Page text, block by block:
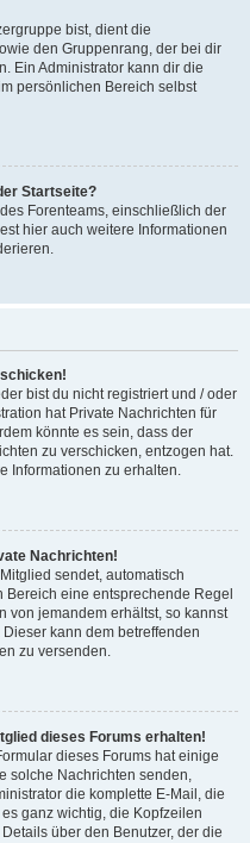
bist, dient die
den Gruppenrang, der bei dir
Ein Administrator kann dir die
persönlichen Bereich selbst
Startseite?
Forenteams, einschließlich der
hier auch weitere Informationen
bist du nicht registriert und / oder
hat Private Nachrichten für
könnte es sein, dass der
zu verschicken, entzogen hat.
Informationen zu erhalten.
Nachrichten!
sendet, automatisch
eine entsprechende Regel
von jemandem erhältst, so kannst
kann dem betreffenden
zu versenden.
dieses Forums erhalten!
dieses Forums hat einige
solche Nachrichten senden,
die komplette E-Mail, die
ganz wichtig, die Kopfzeilen
über den Benutzer, der die